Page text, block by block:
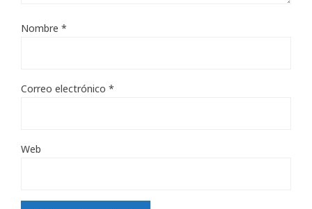
Nombre *
Correo electrónico *
Web